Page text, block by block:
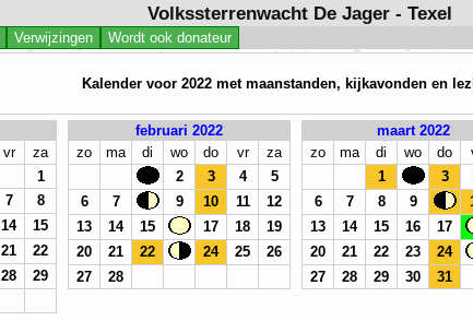
Volkssterrenwacht De Jager - Texel
Verwijzingen Wordt ook donateur
Kalender voor 2022 met maanstanden, kijkavonden en
vr
za
1
7
8
14
15
21
22
28
29
februari 2022
zo
ma di wo do vr
za
2
3 4
5
6
7 9 10 11
12
13
14 15 17 18
19
20
21 22 24 25
26
27
28
maart 2022
zo
ma di wo do
1
3
6
7 8 9
13
14 15 16 17
20
21 22 23 24
27
28 29 30 31